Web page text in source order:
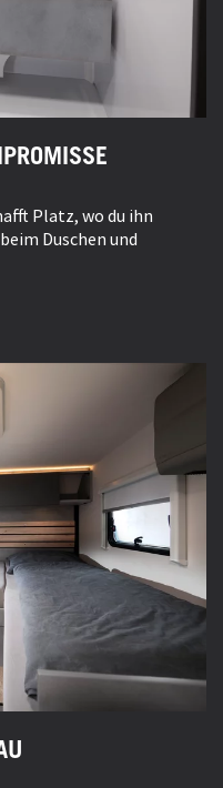
Platz, wo du ihn
Duschen und